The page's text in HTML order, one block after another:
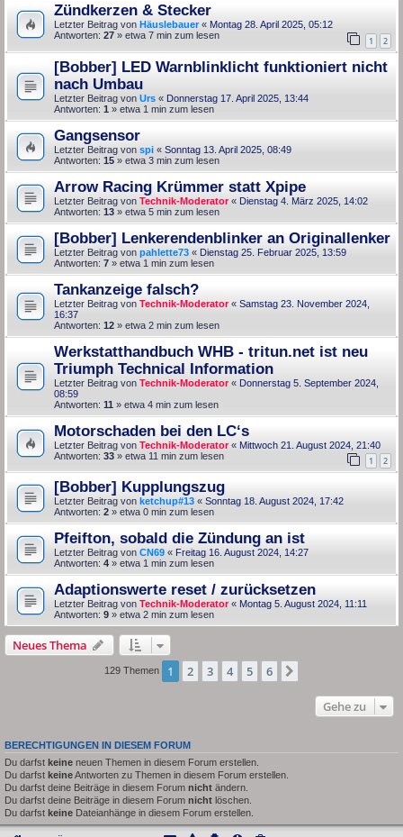
Zündkerzen & Stecker
Letzter Beitrag von Häuslebauer« Montag 28. April 2025, 05:12
Antworten: 27 1 2
» etwa 7 min zum lesen
[Bobber] LED Warnblinklicht funktioniert nicht
nach Umbau
Letzter Beitrag von Urs « Donnerstag 17. April 2025, 13:44
Antworten: 1 » etwa 1 min zum lesen
Gangsensor
Letzter Beitrag von spi « Sonntag 13. April 2025, 08:49
Antworten: 15 » etwa 3 min zum lesen
Arrow Racing Krümmer statt Xpipe
Letzter Beitrag von Technik-Moderator« Dienstag 4. März 2025, 14:02
Antworten: 13 » etwa 5 min zum lesen
[Bobber] Lenkerendenblinker an Originallenker
Letzter Beitrag von pahlette73 « Dienstag 25. Februar 2025, 13:59
Antworten: 7 » etwa 1 min zum lesen
Tankanzeige falsch?
Letzter Beitrag von Technik-Moderator« Samstag 23. November 2024,
16:37
Antworten: 12 » etwa 2 min zum lesen
Werkstatthandbuch WHB - tritun.net ist neu
Triumph Technical Information
Letzter Beitrag von Technik-Moderator« Donnerstag 5. September 2024,
08:59
Antworten: 11 » etwa 4 min zum lesen
Motorschaden bei den LC‘s
Letzter Beitrag von Technik-Moderator« Mittwoch 21. August 2024, 21:40
Antworten: 33 1 2
» etwa 11 min zum lesen
[Bobber] Kupplungszug
Letzter Beitrag von ketchup#13 « Sonntag 18. August 2024, 17:42
Antworten: 2 » etwa 0 min zum lesen
Pfeifton, sobald die Zündung an ist
Letzter Beitrag von CN69 « Freitag 16. August 2024, 14:27
Antworten: 4 » etwa 1 min zum lesen
Adaptionswerte reset / zurücksetzen
Letzter Beitrag von Technik-Moderator« Montag 5. August 2024, 11:11
Antworten: 9 » etwa 2 min zum lesen
Neues Thema
129 Themen 1 2 3 4 5 6
Gehe zu
BERECHTIGUNGEN IN DIESEM FORUM
Du darfst keine neuen Themen in diesem Forum erstellen.
Du darfst keineAntworten zu Themen in diesem Forum erstellen.
Du darfst deine Beiträge in diesem Forum nicht ändern.
Du darfst deine Beiträge in diesem Forum nicht löschen.
Du darfst keine Dateianhänge in diesem Forum erstellen.